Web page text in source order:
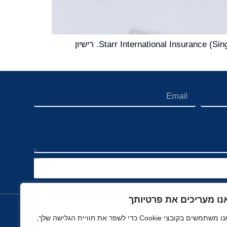
מעריכים את פרטיותך
אנו משתמשים בקובצי Cookie כדי לשפר את חוויית הגלישה שלך,
Starr Insurance הודיעה שהוועדה לשירותים פיננסיים של דרום קוריאה העניקה לסניף קוריאה של Starr International Insurance (Singapore) Pte. Ltd. רישיון